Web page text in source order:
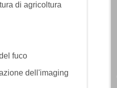
di agricoltura
fuco
dell'imaging